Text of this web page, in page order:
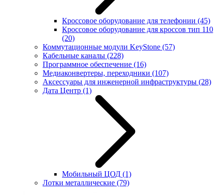
Кроссовое оборудование для телефонии (45)
Кроссовое оборудование для кроссов тип 110
(20)
Коммутационные модули KeyStone (57)
Кабельные каналы (228)
Программное обеспечение (16)
Медиаконвертеры, переходники (107)
Аксессуары для инженерной инфраструктуры (28)
Дата Центр (1)
Мобильный ЦОД (1)
Лотки металлические (79)